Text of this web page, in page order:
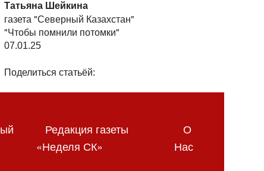
Татьяна Шейкина
газета "Северный Казахстан"
"Чтобы помнили потомки"
07.01.25
Поделиться статьёй:
Редакция газеты
«Неделя СК»
О
Нас